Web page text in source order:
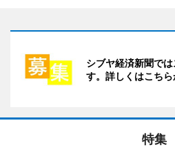
シブヤ経済新聞で
す。詳しくはこちら
特集